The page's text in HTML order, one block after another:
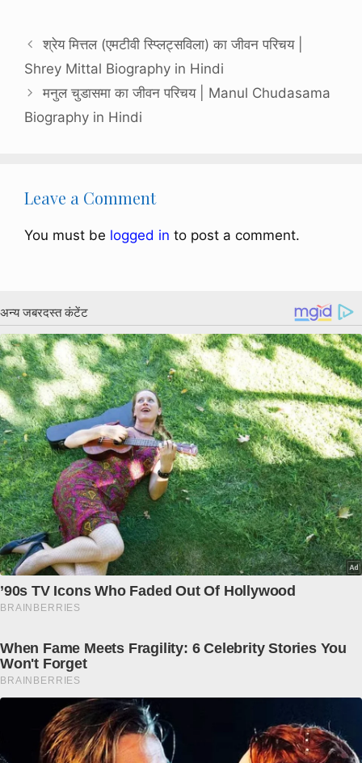
श्रेय मित्तल (एमटीवी स्प्लिट्सविला) का जीवन परिचय |
Shrey Mittal Biography in Hindi
मनुल चुडासमा का जीवन परिचय | Manul Chudasama
Biography in Hindi
Leave a Comment
You must be logged in to post a comment.